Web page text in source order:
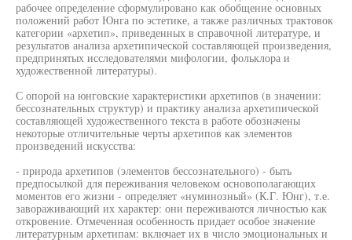
рабочее определение сформулировано как обобщение основных
положений работ Юнга по эстетике, а также различных трактовок
категории «архетип», приведенных в справочной литературе, и
результатов анализа архетипической составляющей произведения,
предпринятых исследователями мифологии, фольклора и
художественной литературы).
С опорой на юнговские характеристики архетипов (в значении:
бессознательных структур) и практику анализа архетипической
составляющей художественного текста в работе обозначены
некоторые отличительные черты архетипов как элементов
произведений искусства:
- природа архетипов (элементов бессознательного) - быть
предпосылкой для переживания человеком основополагающих
моментов его жизни - определяет «нуминозный» (К.Г. Юнг), т.е.
завораживающий их характер: они переживаются личностью как
откровение. Отмеченная особенность придает особое значение
литературным архетипам: включает их в число эмоциональных и